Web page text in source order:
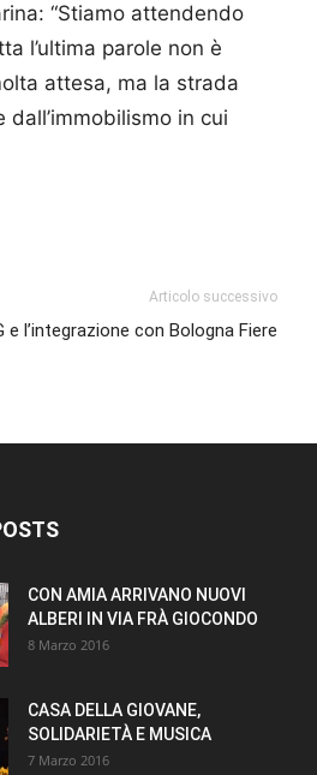
“Stiamo attendendo
l’ultima parole non è
attesa, ma la strada
in cui
Articolo successivo
e l’integrazione con Bologna Fiere
CON AMIA ARRIVANO NUOVI
ALBERI IN VIA FRÀ GIOCONDO
8 Marzo 2016
CASA DELLA GIOVANE,
SOLIDARIETÀ E MUSICA
7 Marzo 2016